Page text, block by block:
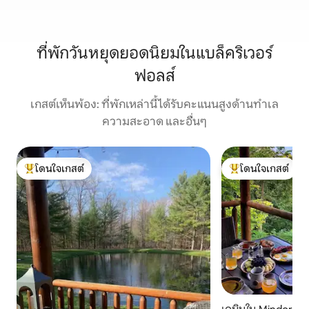
ที่พักวันหยุดยอดนิยมในแบล็คริเวอร์
ฟอลส์
เกสต์เห็นพ้อง: ที่พักเหล่านี้ได้รับคะแนนสูงด้านทำเล
ความสะอาด และอื่นๆ
โดนใจเกสต์ที่สุด
โดนใจเกสต์
โดนใจเกสต์ที่สุด
โดนใจเกสต์